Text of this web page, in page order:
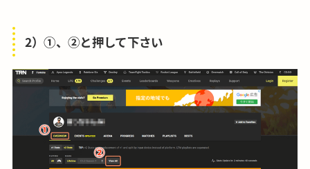
2）①、②と押して下さい